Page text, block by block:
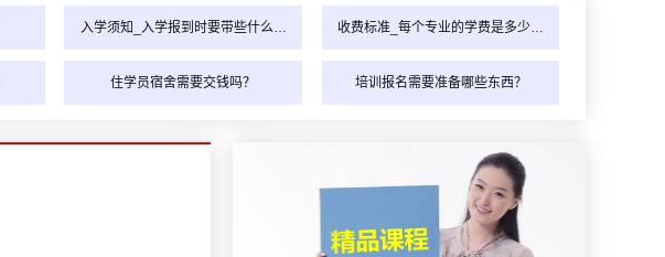
入学须知_入学报到时要带些什么… 收费标准_每个专业的学费是多少…
住学员宿舍需要交钱吗？ 培训报名需要准备哪些东西？